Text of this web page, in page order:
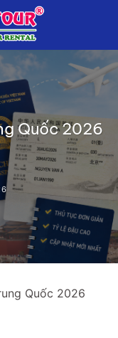
Quốc 2026
Quốc 2026